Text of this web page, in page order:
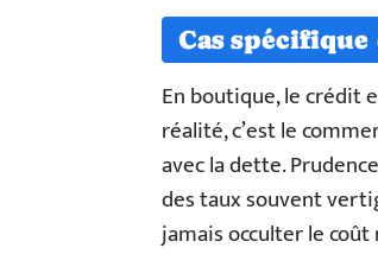
Cas
En boutique, le crédit
réalité, c’est le
avec la dette.
des taux souvent
jamais occulter le